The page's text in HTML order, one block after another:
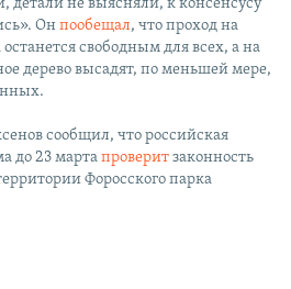
детали не выясняли, к консенсусу
Он пообещал, что проход на
свободным для всех, а на
дерево высадят, по меньшей мере,
сообщил, что российская
до 23 марта проверит законность
Форосского парка